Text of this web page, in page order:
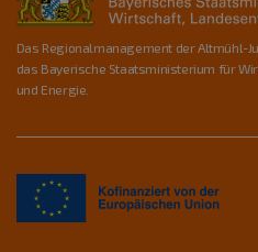
Das Regionalmanagement der Altmühl-
das Bayerische Staatsministerium für
und Energie.